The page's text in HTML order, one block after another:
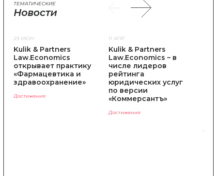
ТЕМАТИЧЕСКИЕ
Новости
29 ИЮН
Kulik & Partners
Law.Economics
открывает практику
«Фармацевтика и
здравоохранение»
Достижения
11 АПР
Kulik & Partners
Law.Economics – в
числе лидеров
рейтинга
юридических услуг
по версии
«Коммерсантъ»
Достижения